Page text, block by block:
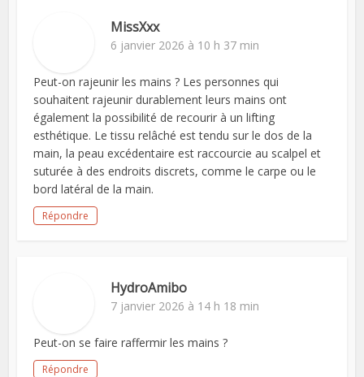
MissXxx
6 janvier 2026 à 10 h 37 min
Peut-on rajeunir les mains ? Les personnes qui
souhaitent rajeunir durablement leurs mains ont
également la possibilité de recourir à un lifting
esthétique. Le tissu relâché est tendu sur le dos de la
main, la peau excédentaire est raccourcie au scalpel et
suturée à des endroits discrets, comme le carpe ou le
bord latéral de la main.
Répondre
HydroAmibo
7 janvier 2026 à 14 h 18 min
Peut-on se faire raffermir les mains ?
Répondre